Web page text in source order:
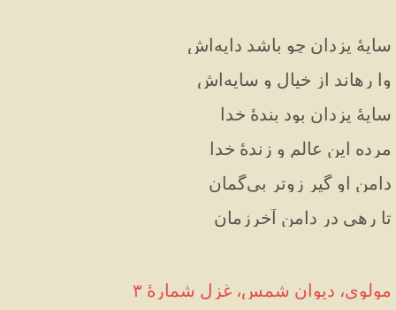
سایهٔ یزدان چو باشد دایه‌اش
وا رهاند از خیال و سایه‌اش
سایهٔ یزدان بود بندهٔ خدا
مرده این عالم و زندهٔ خدا
دامن او گیر زوتر بی‌گمان
تا رهی در دامن آخرزمان
مولوی، دیوان شمس، غزل شمارهٔ ۳